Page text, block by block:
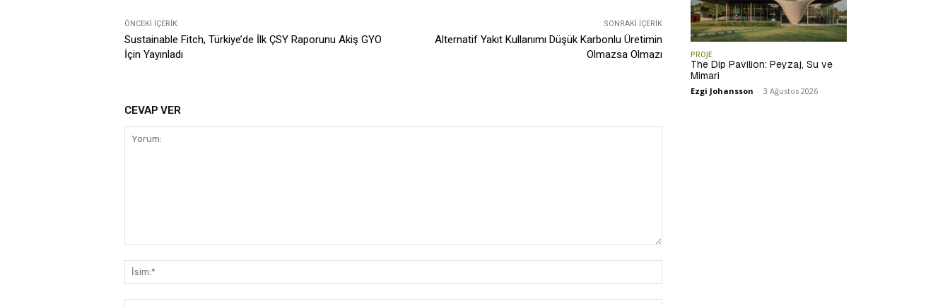
ÖNCEKI İÇERIK
Sustainable Fitch, Türkiye’de İlk ÇSY Raporunu Akiş GYO
İçin Yayınladı
SONRAKI İÇERIK
Alternatif Yakıt Kullanımı Düşük Karbonlu Üretimin
Olmazsa Olmazı
CEVAP VER
PROJE
The Dip Pavilion: Peyzaj, Su ve
Mimari
Ezgi Johansson - 3 Ağustos 2026